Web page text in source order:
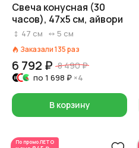
Свеча конусная (30
часов), 47х5 см, айвори
47 см 5 см
Заказали135раз
6 792 ₽ 8 490 ₽
по 1 698 ₽ ×4
В корзину
По промоЛЕТО